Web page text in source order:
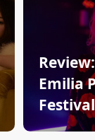
Emilia